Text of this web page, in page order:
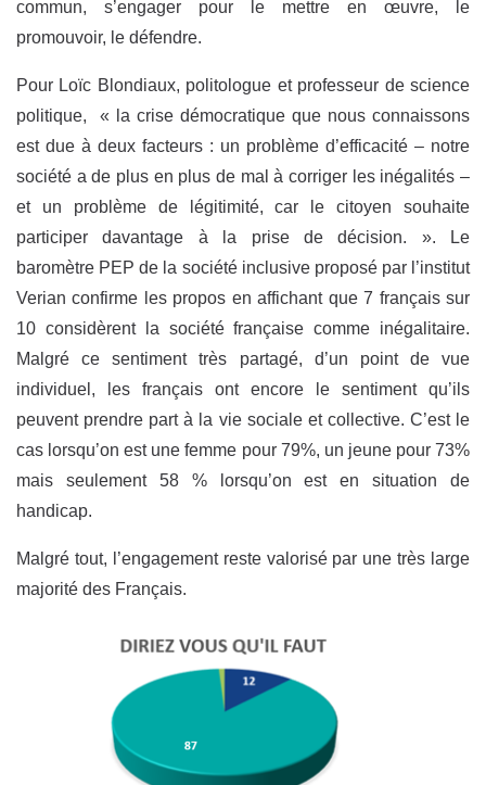
commun, s’engager pour le mettre en œuvre, le
promouvoir, le défendre.
Pour Loïc Blondiaux, politologue et professeur de science
politique, « la crise démocratique que nous connaissons
est due à deux facteurs : un problème d’efficacité – notre
société a de plus en plus de mal à corriger les inégalités –
et un problème de légitimité, car le citoyen souhaite
participer davantage à la prise de décision. ». Le
baromètre PEP de la société inclusive proposé par l’institut
Verian confirme les propos en affichant que 7 français sur
10 considèrent la société française comme inégalitaire.
Malgré ce sentiment très partagé, d’un point de vue
individuel, les français ont encore le sentiment qu’ils
peuvent prendre part à la vie sociale et collective. C’est le
cas lorsqu’on est une femme pour 79%, un jeune pour 73%
mais seulement 58 % lorsqu’on est en situation de
handicap.
Malgré tout, l’engagement reste valorisé par une très large
majorité des Français.